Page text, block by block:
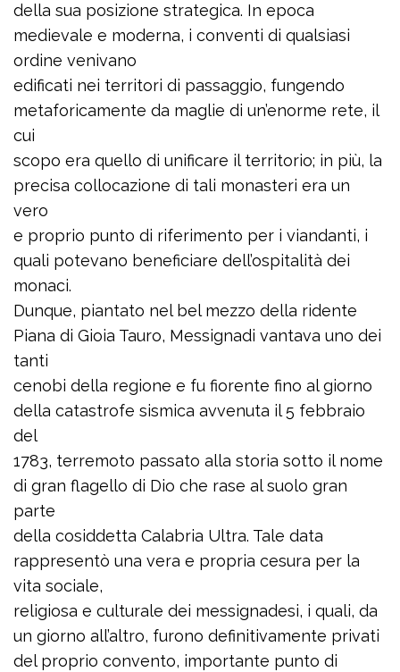
della sua posizione strategica. In epoca
medievale e moderna, i conventi di qualsiasi
ordine venivano
edificati nei territori di passaggio, fungendo
metaforicamente da maglie di un’enorme rete, il
cui
scopo era quello di unificare il territorio; in più, la
precisa collocazione di tali monasteri era un
vero
e proprio punto di riferimento per i viandanti, i
quali potevano beneficiare dell’ospitalità dei
monaci.
Dunque, piantato nel bel mezzo della ridente
Piana di Gioia Tauro, Messignadi vantava uno dei
tanti
cenobi della regione e fu fiorente fino al giorno
della catastrofe sismica avvenuta il 5 febbraio
del
1783, terremoto passato alla storia sotto il nome
di gran flagello di Dio che rase al suolo gran
parte
della cosiddetta Calabria Ultra. Tale data
rappresentò una vera e propria cesura per la
vita sociale,
religiosa e culturale dei messignadesi, i quali, da
un giorno all’altro, furono definitivamente privati
del proprio convento, importante punto di